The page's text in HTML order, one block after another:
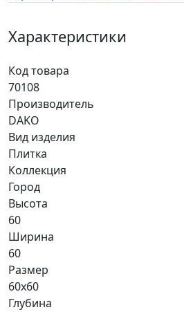
Характеристики
Код товара
70108
Производитель
DAKO
Вид изделия
Плитка
Коллекция
Город
Высота
60
Ширина
60
Размер
60x60
Глубина